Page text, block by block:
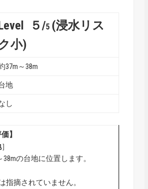
５/5 (浸水リス
小)
37m～38m
地
し
】
］
38mの台地に位置します。
指摘されていません。